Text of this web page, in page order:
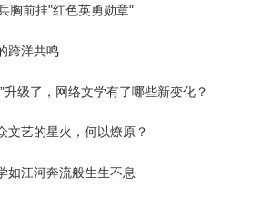
胸前挂"红色英勇勋章"
跨洋共鸣
升级了，网络文学有了哪些新变化？
文艺的星火，何以燎原？
如江河奔流般生生不息